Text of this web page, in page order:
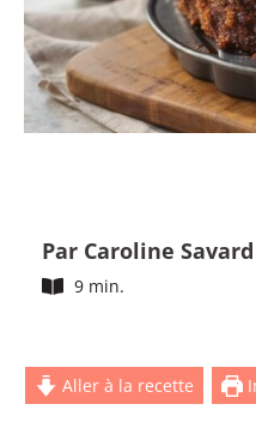
Par Caroline Savard
9 min.
Aller à la recette